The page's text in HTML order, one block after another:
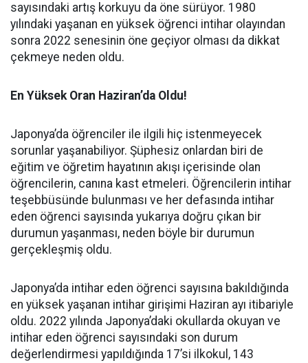
sayısındaki artış korkuyu da öne sürüyor. 1980
yılındaki yaşanan en yüksek öğrenci intihar olayından
sonra 2022 senesinin öne geçiyor olması da dikkat
çekmeye neden oldu.
En Yüksek Oran Haziran’da Oldu!
Japonya’da öğrenciler ile ilgili hiç istenmeyecek
sorunlar yaşanabiliyor. Şüphesiz onlardan biri de
eğitim ve öğretim hayatının akışı içerisinde olan
öğrencilerin, canına kast etmeleri. Öğrencilerin intihar
teşebbüsünde bulunması ve her defasında intihar
eden öğrenci sayısında yukarıya doğru çıkan bir
durumun yaşanması, neden böyle bir durumun
gerçekleşmiş oldu.
Japonya’da intihar eden öğrenci sayısına bakıldığında
en yüksek yaşanan intihar girişimi Haziran ayı itibariyle
oldu. 2022 yılında Japonya’daki okullarda okuyan ve
intihar eden öğrenci sayısındaki son durum
değerlendirmesi yapıldığında 17’si ilkokul, 143